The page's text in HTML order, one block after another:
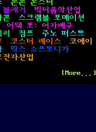
몬몬 몬스터
블래거
빅터음악산업
콘
스크램블 포메이션
어택 포: 여자배구
점프
주노 퍼스트
코스터 레이스
코에이
팍스 소프토니카
전자산업
[More...]